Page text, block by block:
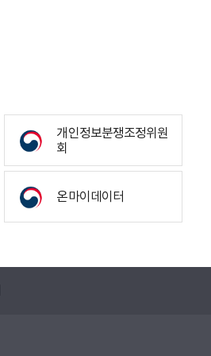
개인정보분쟁조정위원
회
온마이데이터